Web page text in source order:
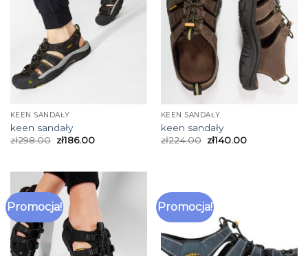
KEEN SANDAŁY
keen sandały
zł298.00 zł186.00
KEEN SANDAŁY
keen sandały
zł224.00 zł140.00
Promocja! Promocja!